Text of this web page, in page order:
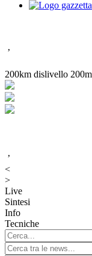
’
200km dislivello
’
<
>
Live
Sintesi
Info
Tecniche